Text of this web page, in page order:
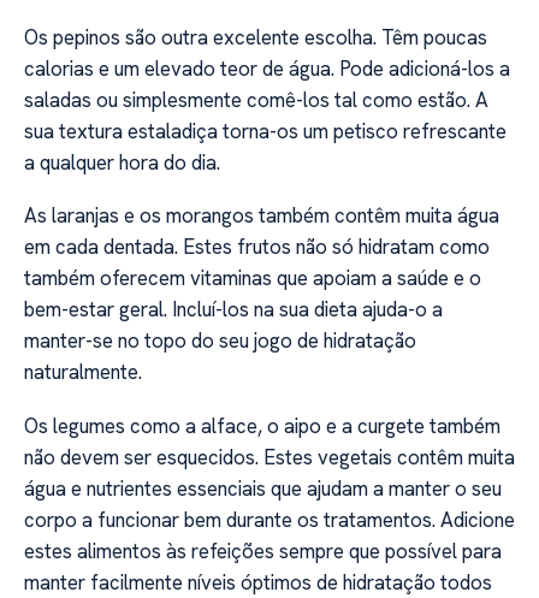
Os pepinos são outra excelente escolha. Têm poucas
calorias e um elevado teor de água. Pode adicioná-los a
saladas ou simplesmente comê-los tal como estão. A
sua textura estaladiça torna-os um petisco refrescante
a qualquer hora do dia.
As laranjas e os morangos também contêm muita água
em cada dentada. Estes frutos não só hidratam como
também oferecem vitaminas que apoiam a saúde e o
bem-estar geral. Incluí-los na sua dieta ajuda-o a
manter-se no topo do seu jogo de hidratação
naturalmente.
Os legumes como a alface, o aipo e a curgete também
não devem ser esquecidos. Estes vegetais contêm muita
água e nutrientes essenciais que ajudam a manter o seu
corpo a funcionar bem durante os tratamentos. Adicione
estes alimentos às refeições sempre que possível para
manter facilmente níveis óptimos de hidratação todos